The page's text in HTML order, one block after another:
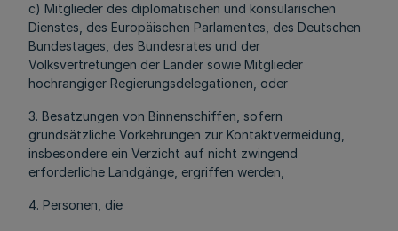
c) Mitglieder des diplomatischen und konsularischen
Dienstes, des Europäischen Parlamentes, des Deutschen
Bundestages, des Bundesrates und der
Volksvertretungen der Länder sowie Mitglieder
hochrangiger Regierungsdelegationen, oder
3. Besatzungen von Binnenschiffen, sofern
grundsätzliche Vorkehrungen zur Kontaktvermeidung,
insbesondere ein Verzicht auf nicht zwingend
erforderliche Landgänge, ergriffen werden,
4. Personen, die